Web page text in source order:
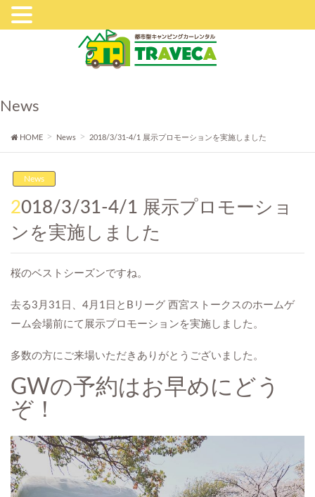
News
HOME News 2018/3/31-4/1 展示プロモーションを実施しました
News
2018/3/31-4/1 展示プロモーショ
ンを実施しました
桜のベストシーズンですね。
去る3月31日、4月1日とBリーグ 西宮ストークスのホームゲ
ーム会場前にて展示プロモーションを実施しました。
多数の方にご来場いただきありがとうございました。
GWの予約はお早めにどう
ぞ！